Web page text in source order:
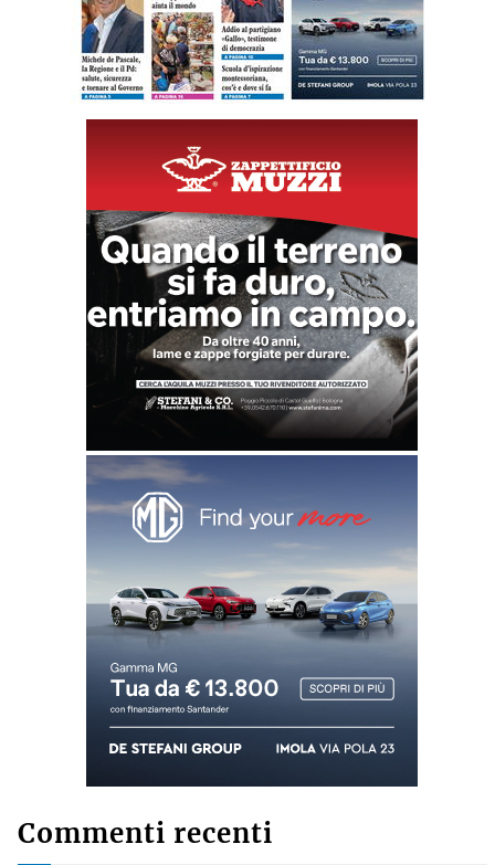
Commenti recenti